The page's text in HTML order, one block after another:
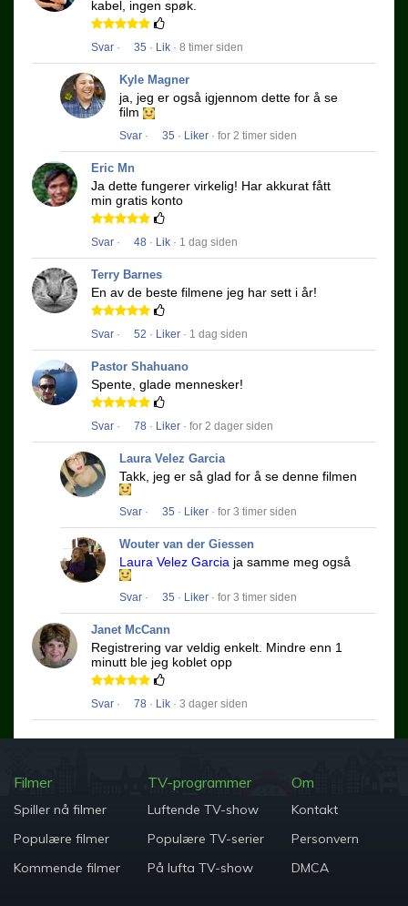
kabel, ingen spøk.
Svar · 35 · Lik · 8 timer siden
Kyle Magner
ja, jeg er også igjennom dette for å se
film
Svar · 35 · Liker · for 2 timer siden
Eric Mn
Ja dette fungerer virkelig! Har akkurat fått
min gratis konto
Svar · 48 · Lik · 1 dag siden
Terry Barnes
En av de beste filmene jeg har sett i år!
Svar · 52 · Liker · 1 dag siden
Pastor Shahuano
Spente, glade mennesker!
Svar · 78 · Liker · for 2 dager siden
Laura Velez Garcia
Takk, jeg er så glad for å se denne filmen
Svar · 35 · Liker · for 3 timer siden
Wouter van der Giessen
Laura Velez Garcia ja samme meg også
Svar · 35 · Liker · for 3 timer siden
Janet McCann
Registrering var veldig enkelt. Mindre enn 1
minutt ble jeg koblet opp
Svar · 78 · Lik · 3 dager siden
Filmer
Spiller nå filmer
Populære filmer
Kommende filmer
TV-programmer
Luftende TV-show
Populære TV-serier
På lufta TV-show
Om
Kontakt
Personvern
DMCA